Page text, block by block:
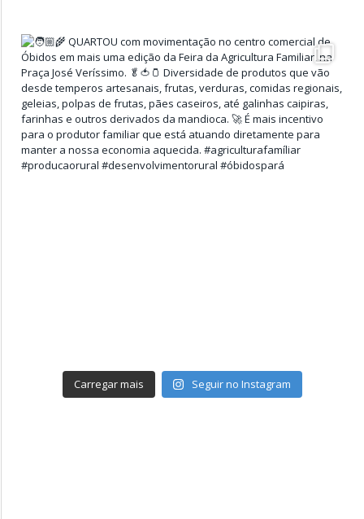
Carregar mais Seguir no Instagram